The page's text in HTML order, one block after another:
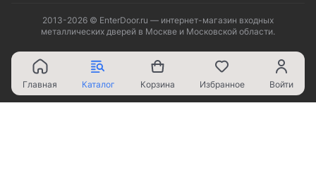
2013-2026 © EnterDoor.ru — интернет-магазин входных
металлических дверей в Москве и Московской области.
Главная Каталог Корзина Избранное Войти